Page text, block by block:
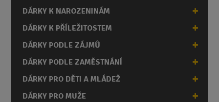
DÁRKY K NAROZENINÁM
DÁRKY K PŘÍLEŽITOSTEM
DÁRKY PODLE ZÁJMŮ
DÁRKY PODLE ZAMĚSTNÁNÍ
DÁRKY PRO DĚTI A MLÁDEŽ
DÁRKY PRO MUŽE